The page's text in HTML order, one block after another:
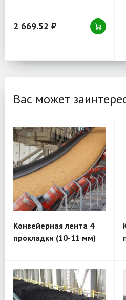
2 669.52 ₽
Вас может
Конвейерная лента 4
прокладки (10-11 мм)